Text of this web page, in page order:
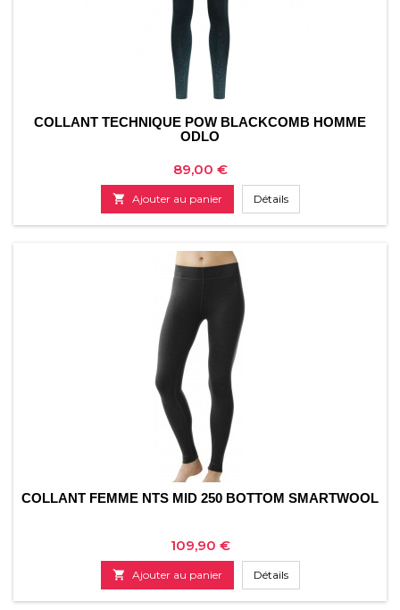
COLLANT TECHNIQUE POW BLACKCOMB HOMME
ODLO
Prix
89,00 €
 Ajouter au panier Détails
COLLANT FEMME NTS MID 250 BOTTOM SMARTWOOL
Prix
109,90 €
 Ajouter au panier Détails